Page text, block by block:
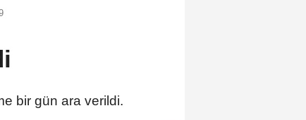
bir gün ara verildi.